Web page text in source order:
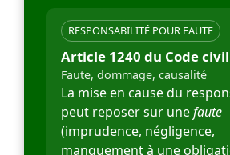
RESPONSABILITÉ POUR FAUTE
Article 1240 du Code civil
Faute, dommage, causalité
La mise en cause du
peut reposer sur unefaute
(imprudence, négligence,
manquement à une